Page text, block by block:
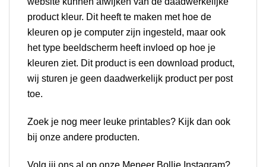
product kleur. Dit heeft te maken met hoe de
kleuren op je computer zijn ingesteld, maar ook
het type beeldscherm heeft invloed op hoe je
kleuren ziet. Dit product is een download product,
wij sturen je geen daadwerkelijk product per post
toe.
Zoek je nog meer leuke printables? Kijk dan ook
bij onze andere producten.
Volg jij ons al op onze Meneer Bollie Instagram?